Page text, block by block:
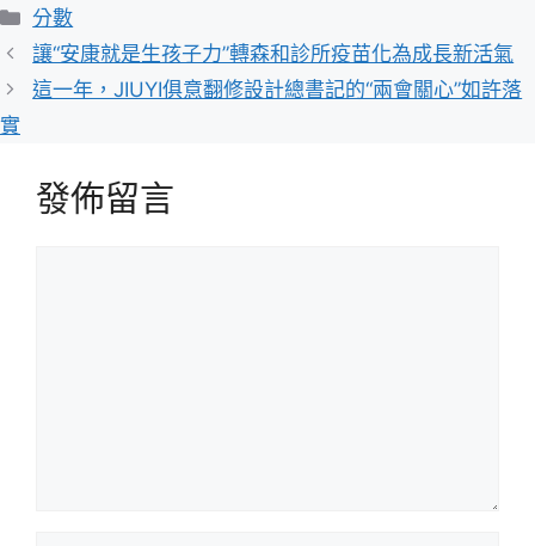
分
類
分數
讓“安康就是生孩子力”轉森和診所疫苗化為成長新活氣
這一年，JIUYI俱意翻修設計總書記的“兩會關心”如許落
實
發佈留言